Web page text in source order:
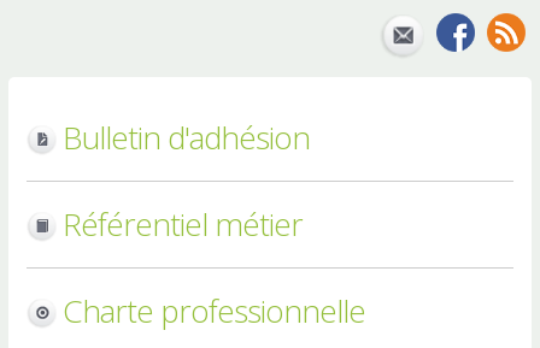
Bulletin d'adhésion
Référentiel métier
Charte professionnelle